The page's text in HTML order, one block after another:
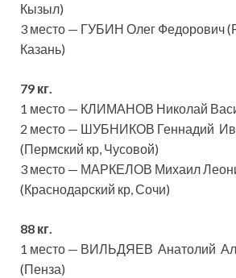
Кызыл)
3 место — ГУБИН Олег Федорович
Казань)
79 кг.
1 место — КЛИМАНОВ Николай
2 место — ШУБНИКОВ Геннадий
(Пермский кр, Чусовой)
3 место — МАРКЕЛОВ Михаил
(Краснодарский кр, Сочи)
88 кг.
1 место — ВИЛЬДЯЕВ Анатолий
(Пенза)